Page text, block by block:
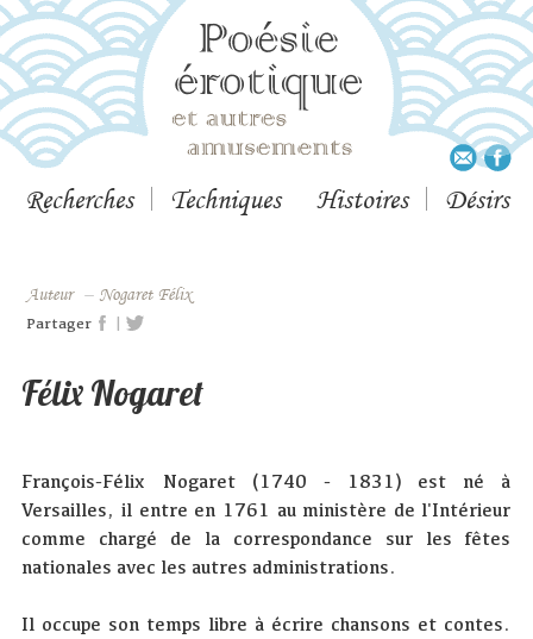
Recherches Techniques Histoires Désirs
Auteur – Nogaret Félix
Partager |
Félix Nogaret
François-Félix Nogaret (1740 - 1831) est né à
Versailles, il entre en 1761 au ministère de l'Intérieur
comme chargé de la correspondance sur les fêtes
nationales avec les autres administrations.
Il occupe son temps libre à écrire chansons et contes.